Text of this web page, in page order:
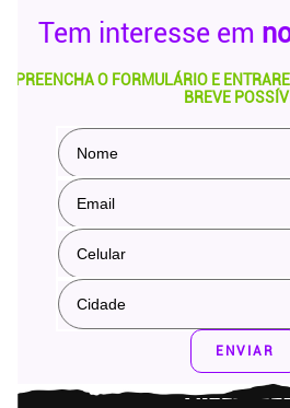
Tem interesse em
PREENCHA O FORMULÁRIO E
BREVE
ENVIAR